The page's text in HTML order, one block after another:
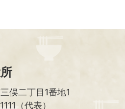
俣二丁目1番地1
（代表）